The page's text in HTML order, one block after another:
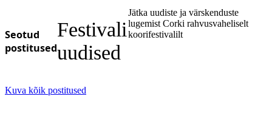
Seotud
postitused
Festivali
uudised
Jätka uudiste ja värskenduste
lugemist Corki rahvusvaheliselt
koorifestivalilt
Kuva kõik postitused